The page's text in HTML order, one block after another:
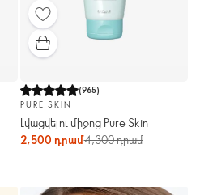
(965)
PURE SKIN
Լվացվելու միջոց Pure Skin
2,500 դրամ4,300 դրամ